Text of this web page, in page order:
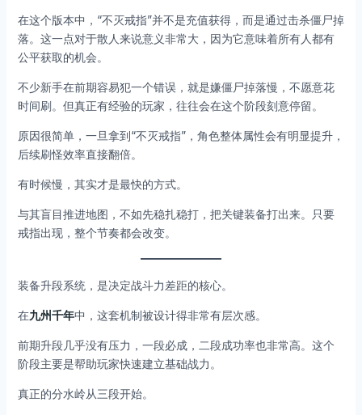
在这个版本中，“不灭戒指”并不是充值获得，而是通过击杀僵尸掉
落。这一点对于散人来说意义非常大，因为它意味着所有人都有
公平获取的机会。
不少新手在前期容易犯一个错误，就是嫌僵尸掉落慢，不愿意花
时间刷。但真正有经验的玩家，往往会在这个阶段刻意停留。
原因很简单，一旦拿到“不灭戒指”，角色整体属性会有明显提升，
后续刷怪效率直接翻倍。
有时候慢，其实才是最快的方式。
与其盲目推进地图，不如先稳扎稳打，把关键装备打出来。只要
戒指出现，整个节奏都会改变。
装备升段系统，是决定战斗力差距的核心。
在九州千年中，这套机制被设计得非常有层次感。
前期升段几乎没有压力，一段必成，二段成功率也非常高。这个
阶段主要是帮助玩家快速建立基础战力。
真正的分水岭从三段开始。